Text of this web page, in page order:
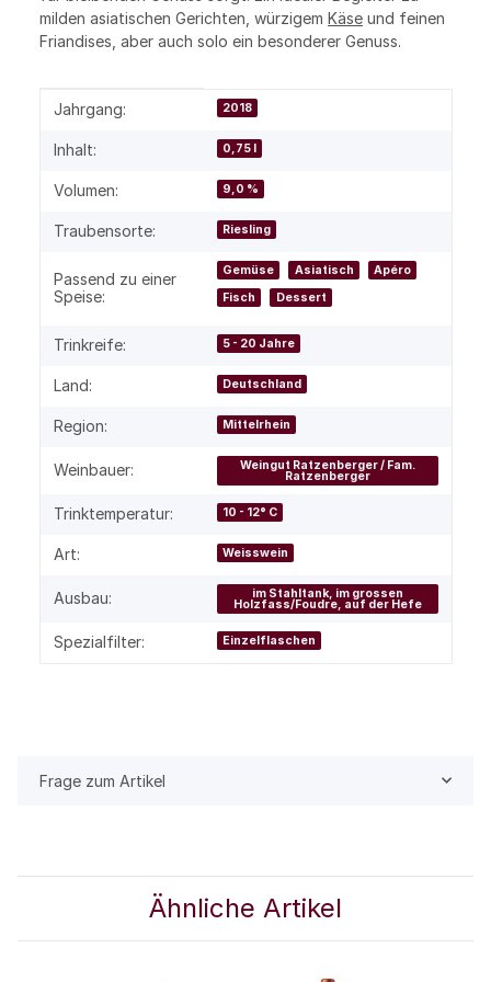
milden asiatischen Gerichten, würzigem Käse und feinen
Friandises, aber auch solo ein besonderer Genuss.
Produkteigenschaft
Wert
Jahrgang: 2018
Inhalt: 0,75 l
Volumen: 9,0 %
Traubensorte: Riesling
Passend zu einer
Speise:
Gemüse Asiatisch
Apéro
Fisch
Dessert
Trinkreife: 5 - 20 Jahre
Land: Deutschland
Region: Mittelrhein
Weinbauer: Weingut Ratzenberger / Fam.
Ratzenberger
Trinktemperatur: 10 - 12° C
Art: Weisswein
Ausbau: im Stahltank, im grossen
Holzfass/Foudre, auf der Hefe
Spezialfilter: Einzelflaschen
Frage zum Artikel
Ähnliche Artikel